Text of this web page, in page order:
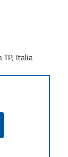
TP, Italia